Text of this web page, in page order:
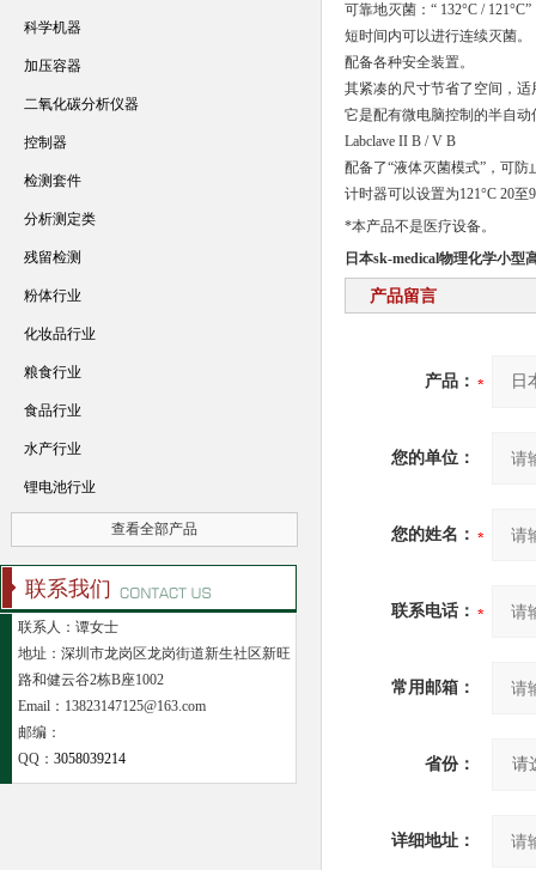
可靠地灭菌：“ 132°C /
短时间内可以进行连续灭菌。
配备各种安全装置。
其紧凑的尺寸节省了空间，适
它是配有微电脑控制的半自动
Labclave II B / V B
配备了“液体灭菌模式”，可
计时器可以设置为121°C 20至
*本产品不是医疗设备。
日本sk-medical物理化学小型
产品留言
产品：
您的单位：
您的姓名：
联系电话：
常用邮箱：
省份：
详细地址：
科学机器
加压容器
二氧化碳分析仪器
控制器
检测套件
分析测定类
残留检测
粉体行业
化妆品行业
粮食行业
食品行业
水产行业
锂电池行业
查看全部产品
联系我们
联系人：谭女士
地址：深圳市龙岗区龙岗街道新生社区新旺
路和健云谷2栋B座1002
Email：13823147125@163.com
邮编：
QQ： 3058039214